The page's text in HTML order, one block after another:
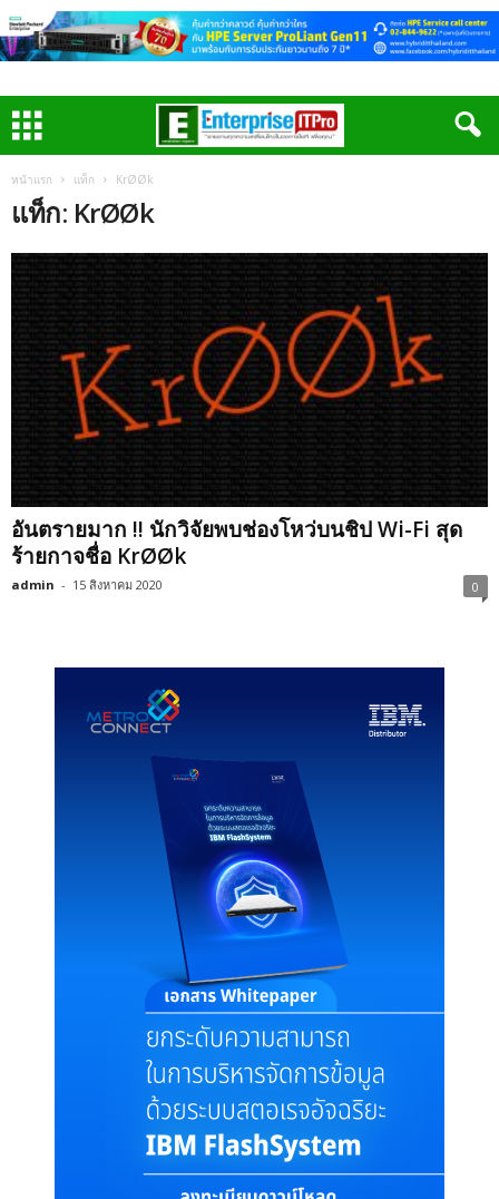
หน้าแรก แท็ก KrØØk
แท็ก: KrØØk
อันตรายมาก !! นักวิจัยพบช่องโหว่บนชิป Wi-Fi สุด
ร้ายกาจชื่อ KrØØk
admin - 15 สิงหาคม 2020 0